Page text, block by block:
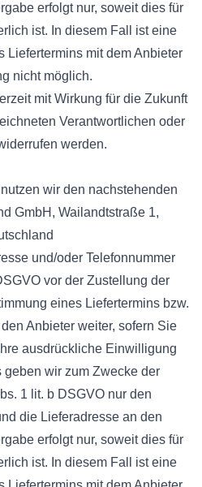
erfolgt nur, soweit dies für
ist. In diesem Fall ist eine
Liefertermins mit dem Anbieter
nicht möglich.
mit Wirkung für die Zukunft
Verantwortlichen oder
werden.
wir den nachstehenden
GmbH, Wailandtstraße 1,
und/oder Telefonnummer
vor der Zustellung der
eines Liefertermins bzw.
Anbieter weiter, sofern Sie
ausdrückliche Einwilligung
wir zum Zwecke der
1 lit. b DSGVO nur den
die Lieferadresse an den
erfolgt nur, soweit dies für
ist. In diesem Fall ist eine